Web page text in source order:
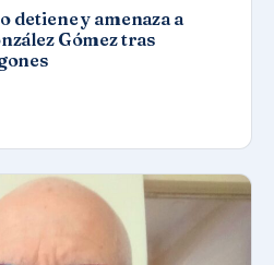
detiene y amenaza a
Gómez tras